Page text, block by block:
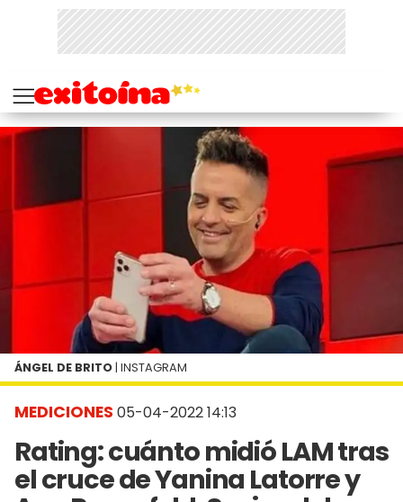
MEDICIONES 05-04-2022 14:13
Rating: cuánto midió LAM tras
el cruce de Yanina Latorre y
ÁNGEL DE BRITO | INSTAGRAM